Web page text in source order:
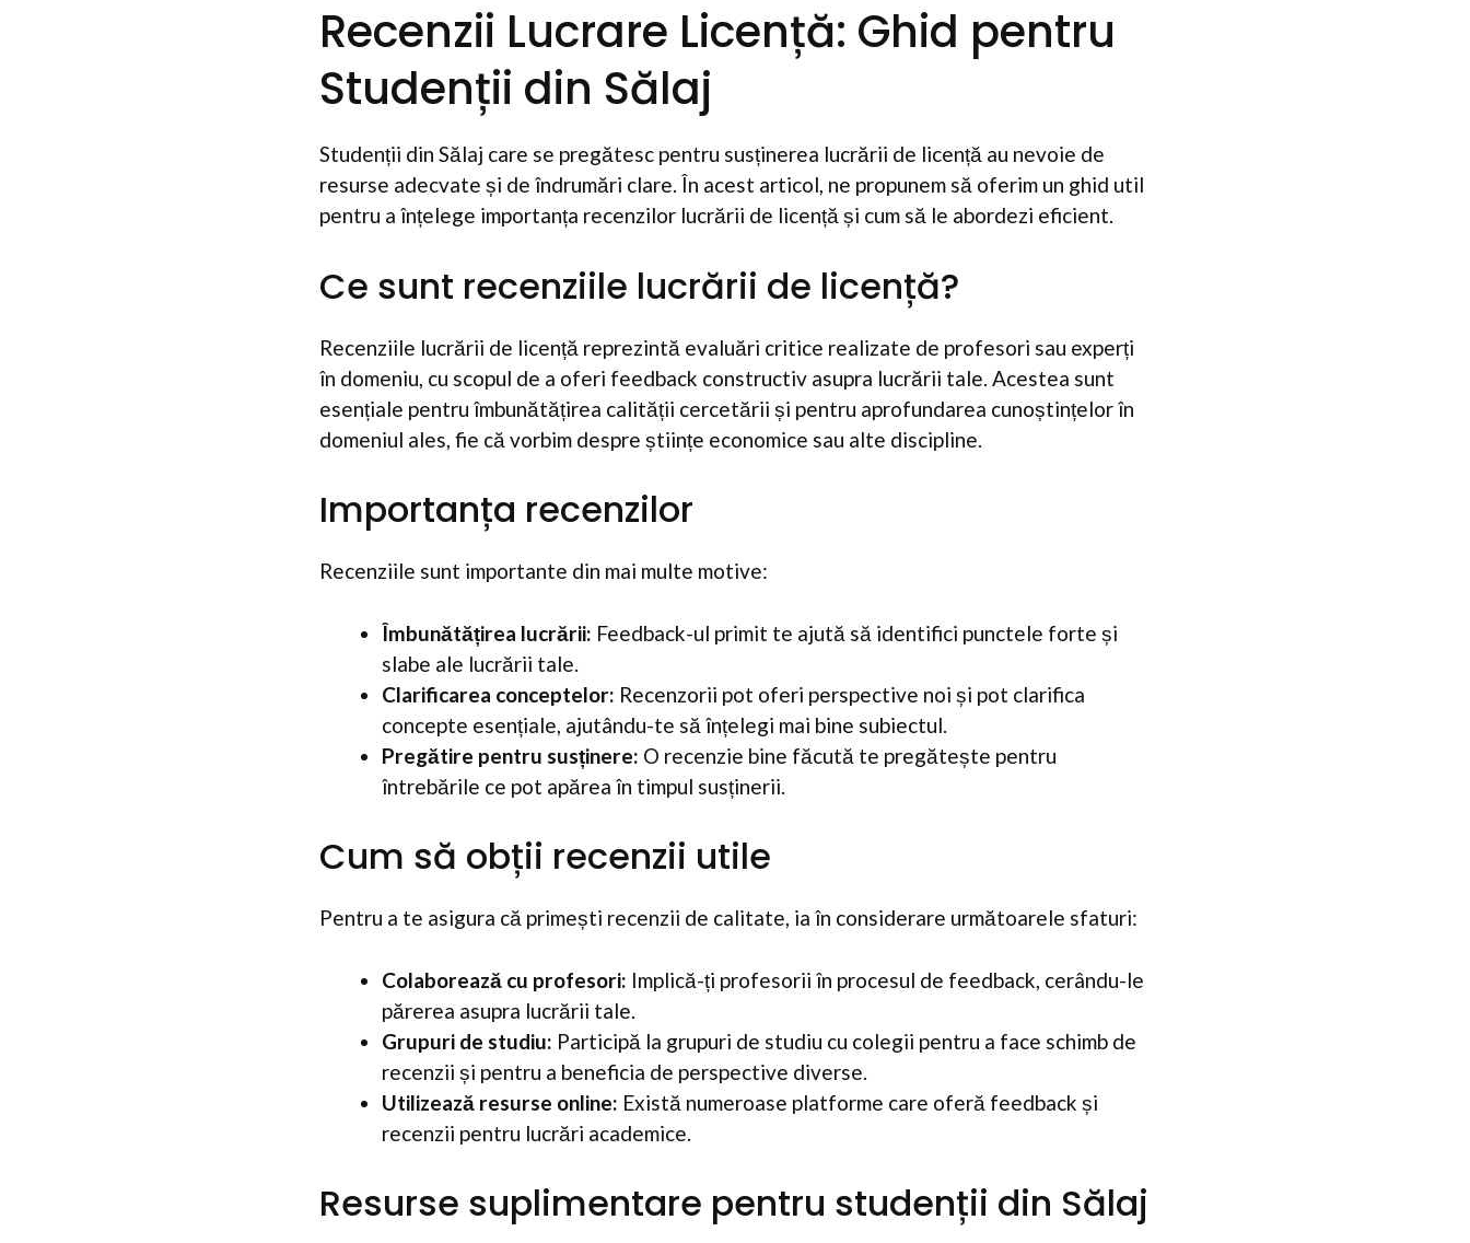
Recenzii Lucrare Licență: Ghid pentru
Studenții din Sălaj
Studenții din Sălaj care se pregătesc pentru susținerea lucrării de licență au nevoie de
resurse adecvate și de îndrumări clare. În acest articol, ne propunem să oferim un ghid util
pentru a înțelege importanța recenzilor lucrării de licență și cum să le abordezi eficient.
Ce sunt recenziile lucrării de licență?
Recenziile lucrării de licență reprezintă evaluări critice realizate de profesori sau experți
în domeniu, cu scopul de a oferi feedback constructiv asupra lucrării tale. Acestea sunt
esențiale pentru îmbunătățirea calității cercetării și pentru aprofundarea cunoștințelor în
domeniul ales, fie că vorbim despre științe economice sau alte discipline.
Importanța recenzilor
Recenziile sunt importante din mai multe motive:
Îmbunătățirea lucrării: Feedback-ul primit te ajută să identifici punctele forte și
slabe ale lucrării tale.
Clarificarea conceptelor: Recenzorii pot oferi perspective noi și pot clarifica
concepte esențiale, ajutându-te să înțelegi mai bine subiectul.
Pregătire pentru susținere: O recenzie bine făcută te pregătește pentru
întrebările ce pot apărea în timpul susținerii.
Cum să obții recenzii utile
Pentru a te asigura că primești recenzii de calitate, ia în considerare următoarele sfaturi:
Colaborează cu profesori: Implică-ți profesorii în procesul de feedback, cerându-le
părerea asupra lucrării tale.
Grupuri de studiu: Participă la grupuri de studiu cu colegii pentru a face schimb de
recenzii și pentru a beneficia de perspective diverse.
Utilizează resurse online: Există numeroase platforme care oferă feedback și
recenzii pentru lucrări academice.
Resurse suplimentare pentru studenții din Sălaj